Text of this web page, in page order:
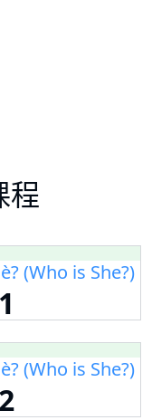
程
(Who is She?)
(Who is She?)